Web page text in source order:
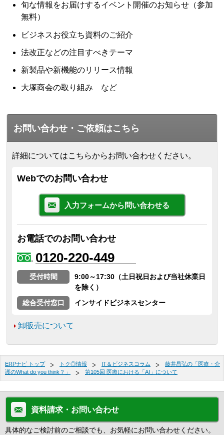
旬な情報をお届けするイベント開催のお知らせ（参加
無料）
ビジネスお役立ち資料のご紹介
法改正などの注目すべきテーマ
新製品や新機能のリリース情報
大塚商会の取り組み など
お問い合わせ・ご依頼はこちら
詳細についてはこちらからお問い合わせください。
Webでのお問い合わせ
入力フォームから問い合わせる
お電話でのお問い合わせ
0120-220-449
受付時間
9:00～17:30（土日祝日および当社休業日
を除く）
総合受付窓口
インサイドビジネスセンター
卸販売について
ERPナビ トップ トク◎情報 IT＆ビジネスコラム
藤井昌弘の「医療・介
護のWhat do you think？」
第105回 医療における「AI」について
資料請求・お問い合わせ
具体的なご検討前のご相談でも、お気軽にお問い合わせください。